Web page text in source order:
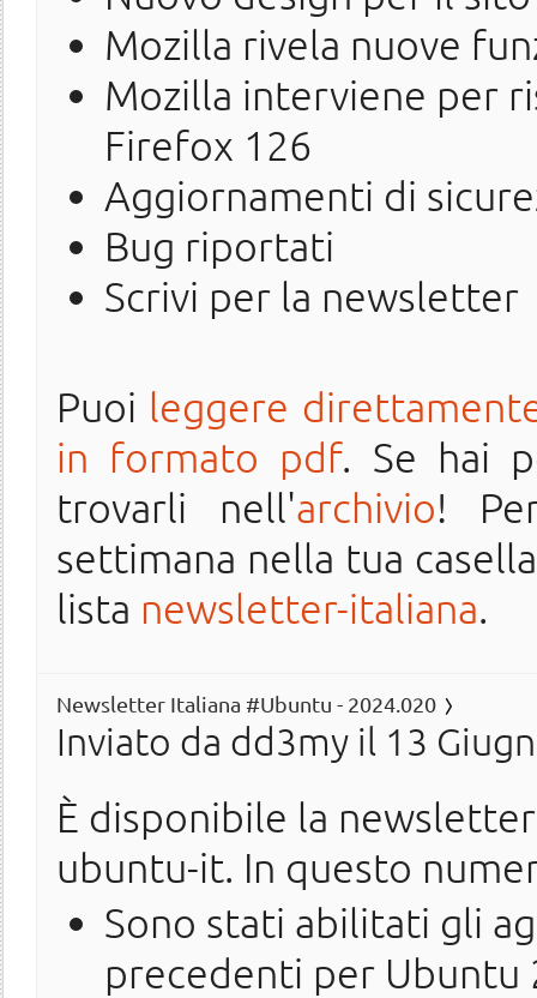
Mozilla rivela nuove
Mozilla interviene per
Firefox 126
Aggiornamenti di
Bug riportati
Scrivi per la newsletter
Puoi leggere
in formato pdf. Se hai
trovarli nell'archivio!
settimana nella tua
lista newsletter-italiana.
Newsletter Italiana #Ubuntu - 2024.020
Inviato da dd3my il 13
È disponibile la
ubuntu-it. In questo
Sono stati abilitati gli
precedenti per Ubuntu